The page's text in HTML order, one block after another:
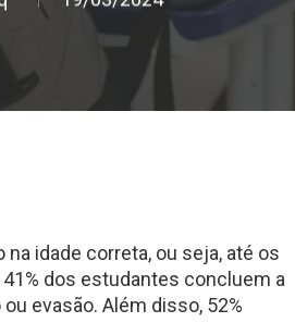
idade correta, ou seja, até os
dos estudantes concluem a
evasão. Além disso, 52%